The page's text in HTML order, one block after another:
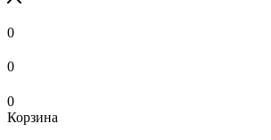
0
0
0
Корзина